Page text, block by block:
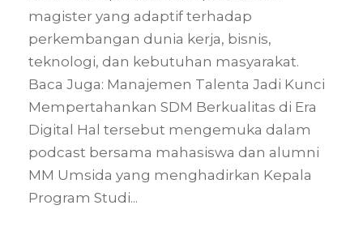
magister yang adaptif terhadap
perkembangan dunia kerja, bisnis,
teknologi, dan kebutuhan masyarakat.
Baca Juga: Manajemen Talenta Jadi Kunci
Mempertahankan SDM Berkualitas di Era
Digital Hal tersebut mengemuka dalam
podcast bersama mahasiswa dan alumni
MM Umsida yang menghadirkan Kepala
Program Studi...